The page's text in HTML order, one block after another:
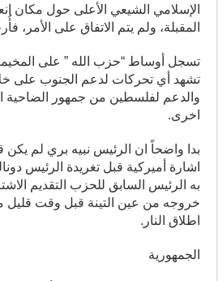
الإسلامي الشيعي الأعلى حول مكان
المقبلة، ولم يتم الاتفاق على
تسجل أوساط “حزب الله ” على
تشهد أي تحركات لدعم الجنوب على
والدعم لفلسطين من جمهور الضاحية
اخرى.
بدا واضحاً ان الرئيس نبيه بري لم
اشارة أميركية قبل تغريدة الرئيس
به الرئيس السابق للحزب التقديم
خروجه من عين التينة قبل وقت
اطلاق النار.
الجمهورية